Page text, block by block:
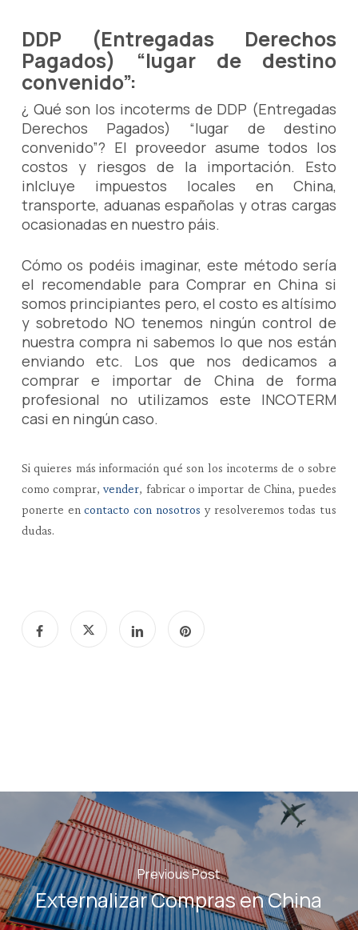
DDP (Entregadas Derechos
Pagados) “lugar de destino
convenido”:
¿ Qué son los incoterms de DDP (Entregadas
Derechos Pagados) “lugar de destino
convenido”? El proveedor asume todos los
costos y riesgos de la importación. Esto
inlcluye impuestos locales en China,
transporte, aduanas españolas y otras cargas
ocasionadas en nuestro páis.
Cómo os podéis imaginar, este método sería
el recomendable para Comprar en China si
somos principiantes pero, el costo es altísimo
y sobretodo NO tenemos ningún control de
nuestra compra ni sabemos lo que nos están
enviando etc. Los que nos dedicamos a
comprar e importar de China de forma
profesional no utilizamos este INCOTERM
casi en ningún caso.
Si quieres más información qué son los incoterms de o sobre
como comprar,vender, fabricar o importar de China, puedes
ponerte encontacto con nosotros y resolveremos todas tus
dudas.
Previous Post
Externalizar Compras en China